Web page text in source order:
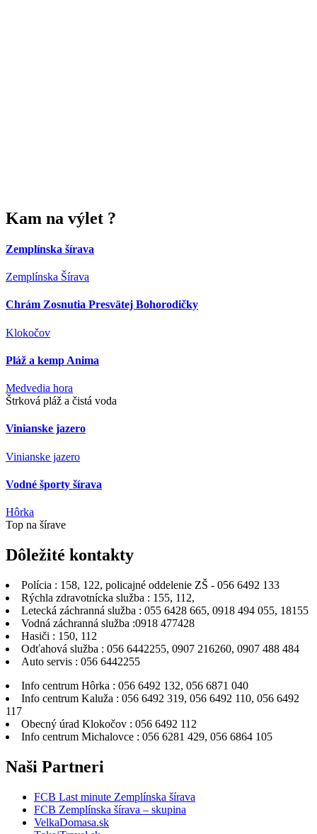
Kam na výlet ?
Zemplínska šírava
Zemplínska Šírava
Chrám Zosnutia Presvätej Bohorodičky
Klokočov
Pláž a kemp Anima
Medvedia hora
Štrková pláž a čistá voda
Vinianske jazero
Vinianske jazero
Vodné športy šírava
Hôrka
Top na šírave
Dôležité kontakty
Polícia : 158, 122, policajné oddelenie ZŠ - 056 6492 133
Rýchla zdravotnícka služba : 155, 112,
Letecká záchranná služba : 055 6428 665, 0918 494 055, 18155
Vodná záchranná služba :0918 477428
Hasiči : 150, 112
Odťahová služba : 056 6442255, 0907 216260, 0907 488 484
Auto servis : 056 6442255
Info centrum Hôrka : 056 6492 132, 056 6871 040
Info centrum Kaluža : 056 6492 319, 056 6492 110, 056 6492
117
Obecný úrad Klokočov : 056 6492 112
Info centrum Michalovce : 056 6281 429, 056 6864 105
Naši Partneri
FCB Last minute Zemplínska šírava
FCB Zemplínska šírava – skupina
VelkaDomasa.sk